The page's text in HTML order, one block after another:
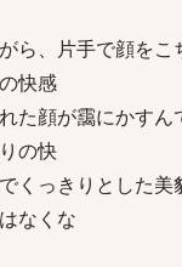
ら、片手で顔をこ
快感
た顔が靄にかす
の快
くっきりとした美
なくな